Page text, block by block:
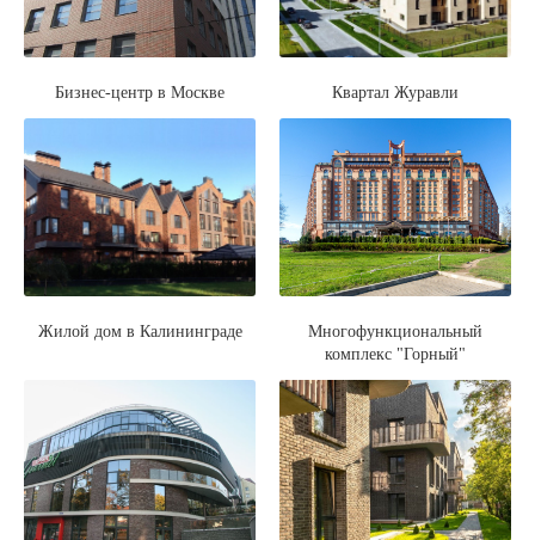
Бизнес-центр в Москве Квартал Журавли
Жилой дом в Калининграде
Многофункциональный
комплекс "Горный"